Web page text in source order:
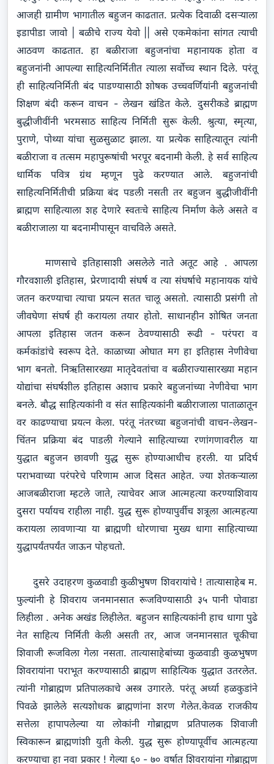
आजही ग्रामीण भागातील बहुजन काढतात. प्रत्येक दिवाळी दसऱ्याला
इडापीडा जावो | बळीचे राज्य येवो || असे एकमेकांना सांगत त्याची
आठवण काढतात. हा बळीराजा बहुजनांचा महानायक होता व
बहुजनांनी आपल्या साहित्यनिर्मितीत त्याला सर्वोच्च स्थान दिले. परंतू
ही साहित्यनिर्मिती बंद पाडण्यासाठी शोषक उच्चवर्णियांनी बहुजनांची
शिक्षण बंदी करून वाचन - लेखन खंडित केले. दुसरीकडे ब्राह्मण
बुद्धीजीवींनी भरमसाठ साहित्य निर्मिती सुरू केली. श्रुत्या, स्मृत्या,
पुराणे, पोथ्या यांचा सुळसुळाट झाला. या प्रत्येक साहित्यातून त्यांनी
बळीराजा व तत्सम महापुरूषांची भरपूर बदनामी केली. हे सर्व साहित्य
धार्मिक पवित्र ग्रंथ म्हणून पुढे करण्यात आले. बहुजनांची
साहित्यनिर्मितीची प्रक्रिया बंद पडली नसती तर बहुजन बुद्धीजीवींनी
ब्राह्मण साहित्याला शह देणारे स्वतःचे साहित्य निर्माण केले असते व
बळीराजाला या बदनामीपासून वाचविले असते.
माणसाचे इतिहासाशी असलेले नाते अतूट आहे . आपला
गौरवशाली इतिहास, प्रेरणादायी संघर्ष व त्या संघर्षाचे महानायक यांचे
जतन करण्याचा त्याचा प्रयत्न सतत चालू असतो. त्यासाठी प्रसंगी तो
जीवघेणा संघर्ष ही करायला तयार होतो. साधानहीन शोषित जनता
आपला इतिहास जतन करून ठेवण्यासाठी रूढी - परंपरा व
कर्मकांडांचे स्वरूप देते. काळाच्या ओघात मग हा इतिहास नेणीवेचा
भाग बनतो. निऋतिसारख्या मातृदेवतांचा व बळीराज्यासारख्या महान
योद्यांचा संघर्षशील इतिहास अशाच प्रकारे बहुजनांच्या नेणीवेचा भाग
बनले. बौद्ध साहित्यकांनी व संत साहित्यकांनी बळीराजाला पाताळातून
वर काढण्याचा प्रयत्न केला. परंतू नंतरच्या बहुजनांची वाचन-लेखन-
चिंतन प्रक्रिया बंद पाडली गेल्याने साहित्याच्या रणांगणावरील या
युद्धात बहुजन छावणी युद्ध सुरू होण्याआधीच हरली. या प्रदिर्घ
पराभवाच्या परंपरेचे परिणाम आज दिसत आहेत. ज्या शेतकऱ्याला
आजबळीराजा म्हटले जाते, त्याचेवर आज आत्महत्या करण्याशिवाय
दुसरा पर्यायच राहीला नाही. युद्ध सुरू होण्यापुर्वीच शत्रूला आत्महत्या
करायला लावणाऱ्या या ब्राह्मणी धोरणाचा मुख्य धागा साहित्याच्या
युद्धापर्यंतपर्यंत जाऊन पोहचतो.
दुसरे उदाहरण कुळवाडी कुळीभुषण शिवरायांचे ! तात्यासाहेब म.
फुल्यांनी हे शिवराय जनमानसात रूजविण्यासाठी ३५ पानी पोवाडा
लिहीला . अनेक अखंड लिहीलेत. बहुजन साहित्यकांनी हाच धागा पुढे
नेत साहित्य निर्मिती केली असती तर, आज जनमानसात चूकीचा
शिवाजी रूजविला गेला नसता. तात्यासाहेबांच्या कुळवाडी कुळभुषण
शिवरायांना पराभूत करण्यासाठी ब्राह्मण साहित्यिक युद्धात उतरलेत.
त्यांनी गोब्राह्मण प्रतिपालकाचे अस्त्र उगारले. परंतू अर्ध्या हळकुडांने
पिवळे झालेले सत्यशोधक ब्राह्मणांना शरण गेलेत.केवळ राजकीय
सत्तेला हापापलेल्या या लोकांनी गोब्राह्मण प्रतिपालक शिवाजी
स्विकारून ब्राह्मणांशी युती केली. युद्ध सुरू होण्यापूर्वीच आत्महत्या
करण्याचा हा नवा प्रकार ! गेल्या ६० - ७० वर्षात शिवरायांना गोब्राह्मण